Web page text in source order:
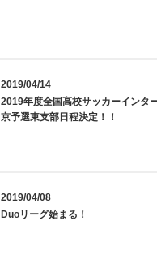
2019/04/14
2019年度全国高校サッカーインタ
京予選東支部日程決定！！
2019/04/08
Duoリーグ始まる！